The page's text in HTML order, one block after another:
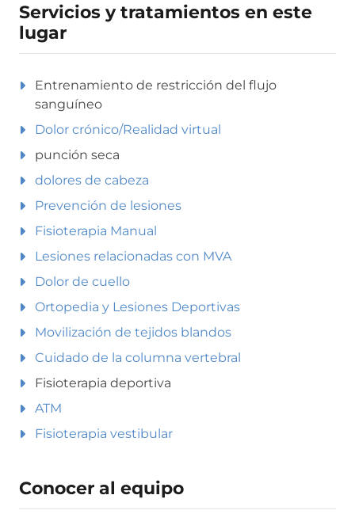
Servicios y tratamientos en este
lugar
Entrenamiento de restricción del flujo
sanguíneo
Dolor crónico/Realidad virtual
punción seca
dolores de cabeza
Prevención de lesiones
Fisioterapia Manual
Lesiones relacionadas con MVA
Dolor de cuello
Ortopedia y Lesiones Deportivas
Movilización de tejidos blandos
Cuidado de la columna vertebral
Fisioterapia deportiva
ATM
Fisioterapia vestibular
Conocer al equipo